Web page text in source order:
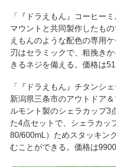
「『ドラえもん』コーヒー
マウントと共同製作したも
えもんのような配色の専用
刃はセラミックで、粗挽き
きるネジを備える。価格は
「『ドラえもん』チタンシ
新潟県三条市のアウトドア
ルモント製のシェラカップ3
た4点セットで、シェラカッ
80/600mL）ためスタッキン
むことができる。価格は9900